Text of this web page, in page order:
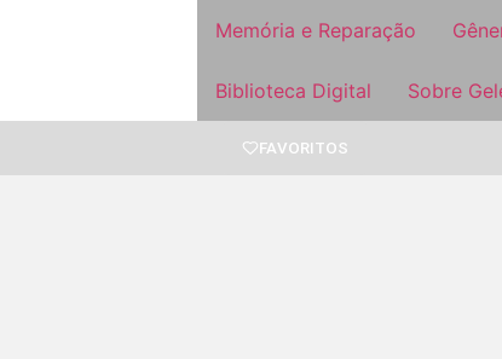
Memória e Reparação
Biblioteca Digital Sobre
FAVORITOS